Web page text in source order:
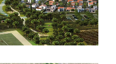
De Création